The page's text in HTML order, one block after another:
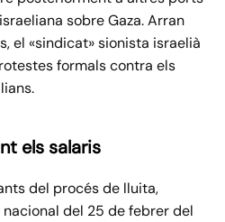
sobre Gaza. Arran
el «sindicat» sionista israelià
formals contra els
els salaris
del procés de lluita,
del 25 de febrer del